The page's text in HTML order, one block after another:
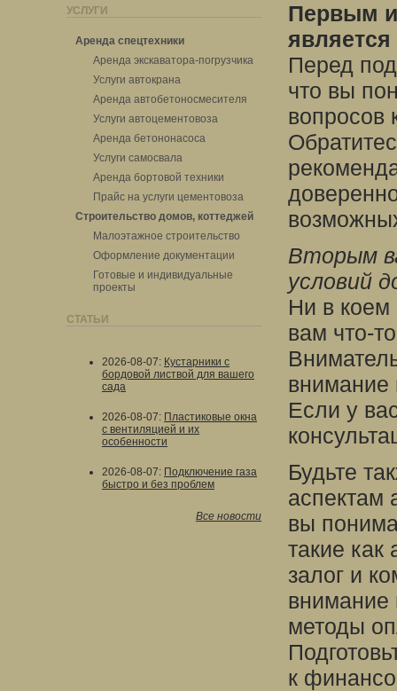
УСЛУГИ
Аренда спецтехники
Аренда экскаватора-погрузчика
Услуги автокрана
Аренда автобетоносмесителя
Услуги автоцементовоза
Аренда бетононасоса
Услуги самосвала
Аренда бортовой техники
Прайс на услуги цементовоза
Строительство домов, коттеджей
Малоэтажное строительство
Оформление документации
Готовые и индивидуальные
проекты
СТАТЬИ
2026-08-07: Кустарники с
бордовой листвой для вашего
сада
2026-08-07: Пластиковые окна
с вентиляцией и их
особенности
2026-08-07: Подключение газа
быстро и без проблем
Все новости
Первым
Перед
что вы
вопросов
Вторым
условий
Ни в коем
вам что-
внимание
Если у
Будьте
аспектам
вы
такие
залог и
внимание
методы
к